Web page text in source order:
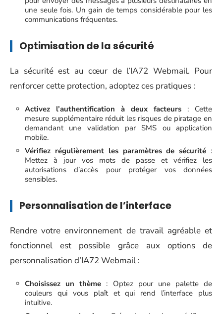
une seule fois. Un gain de temps considérable pour les
communications fréquentes.
Optimisation de la sécurité
La sécurité est au cœur de l’IA72 Webmail. Pour
renforcer cette protection, adoptez ces pratiques :
Activez l’authentification à deux facteurs : Cette
mesure supplémentaire réduit les risques de piratage en
demandant une validation par SMS ou application
mobile.
Vérifiez régulièrement les paramètres de sécurité :
Mettez à jour vos mots de passe et vérifiez les
autorisations d’accès pour protéger vos données
sensibles.
Personnalisation de l’interface
Rendre votre environnement de travail agréable et
fonctionnel est possible grâce aux options de
personnalisation d’IA72 Webmail :
Choisissez un thème : Optez pour une palette de
couleurs qui vous plaît et qui rend l’interface plus
intuitive.